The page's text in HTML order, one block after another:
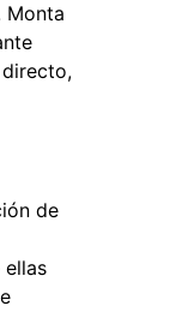
Monta
de